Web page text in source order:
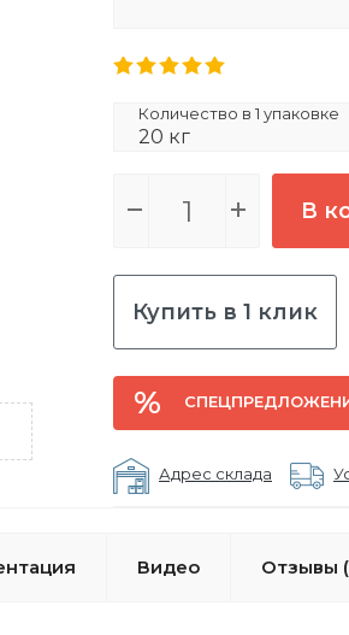
Количество в 1 упаковке
20 кг
В
Купить в 1 клик
Адрес склада
Видео Отзывы